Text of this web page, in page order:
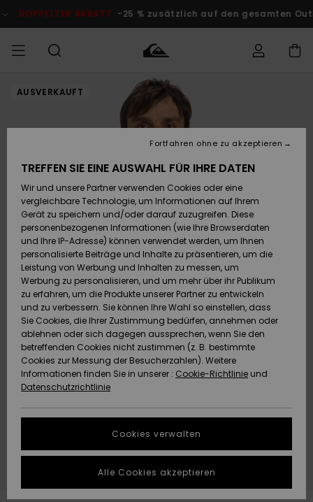
Produktinformation
DOPPELTER RABATT -25 % zusätzlich auf den gesamten
MÄNNER Kleidung
Accessoires
Schuhe&
Flip-Flops
Surf
Snow
Brandneu
Highlights
Kleidung
Accessoires
Schuhe&
Flip-Flops
Surf
Snow
Brandneu
Highlights
FRAUEN
Shop
Brandneu
Highlights
Snow
SURF
Surf Shop
Männer
Kinder
Highlights
Community
SNOW
Snow Shop
Männer
Snow Shop
Kinder
Snow Shop
Damen
Highlights
Community
DOPPELTER
RABATT
Outlet
Herren
KINDER
Outlet
Frauen
HILFE & KONTAKT
Auf meine
Bestellung
zugreifen
Retouren
Bezahlung
Geschenkkarte
Quiksilver
Freedom
Datenschutz
Starten Sie eine
um die
schnellste
Antwort auf Ihre
NACHHALTIGKEIT
SHOPS
QUIKSILVER APP
WUNSCHLISTE
AUSVERKAUFT
TREFFEN SIE EINE AUSWAHL FÜR IHRE DATEN
Wir und unsere Partner verwenden Cookies oder eine
vergleichbare Technologie, um Informationen auf Ihrem
Gerät zu speichern und/oder darauf zuzugreifen. Diese
personenbezogenen Informationen (wie Ihre Browserdaten
und Ihre IP-Adresse) können verwendet werden, um Ihnen
personalisierte Beiträge und Inhalte zu präsentieren, um die
Leistung von Werbung und Inhalten zu messen, um
Werbung zu personalisieren, und um mehr über ihr Publikum
zu erfahren, um die Produkte unserer Partner zu entwickeln
und zu verbessern. Sie können Ihre Wahl so einstellen, dass
Sie Cookies, die Ihrer Zustimmung bedürfen, annehmen oder
ablehnen oder sich dagegen aussprechen, wenn Sie den
betreffenden Cookies nicht zustimmen (z. B. bestimmte
Cookies zur Messung der Besucherzahlen). Weitere
Informationen finden Sie in unserer : Cookie-Richtlinie und
Datenschutzrichtlinie
Cookies verwalten
Fortfahren ohne zu akzeptieren
Alle Cookies akzeptieren